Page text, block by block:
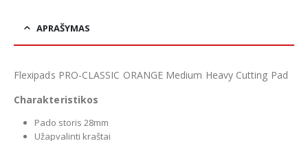
APRAŠYMAS
Flexipads PRO-CLASSIC ORANGE Medium Heavy Cutting Pad
Charakteristikos
Pado storis 28mm
Užapvalinti kraštai